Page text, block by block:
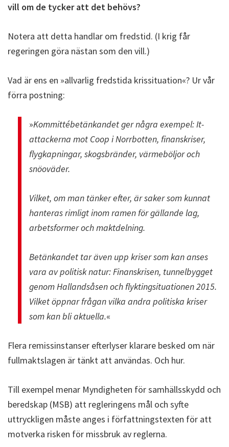
vill om de tycker att det behövs?
Notera att detta handlar om fredstid. (I krig får
regeringen göra nästan som den vill.)
Vad är ens en »allvarlig fredstida krissituation«? Ur vår
förra postning:
»Kommittébetänkandet ger några exempel: It-
attackerna mot Coop i Norrbotten, finanskriser,
flygkapningar, skogsbränder, värmeböljor och
snöoväder.
Vilket, om man tänker efter, är saker som kunnat
hanteras rimligt inom ramen för gällande lag,
arbetsformer och maktdelning.
Betänkandet tar även upp kriser som kan anses
vara av politisk natur: Finanskrisen, tunnelbygget
genom Hallandsåsen och flyktingsituationen 2015.
Vilket öppnar frågan vilka andra politiska kriser
som kan bli aktuella.«
Flera remissinstanser efterlyser klarare besked om när
fullmaktslagen är tänkt att användas. Och hur.
Till exempel menar Myndigheten för samhällsskydd och
beredskap (MSB) att regleringens mål och syfte
uttryckligen måste anges i författningstexten för att
motverka risken för missbruk av reglerna.